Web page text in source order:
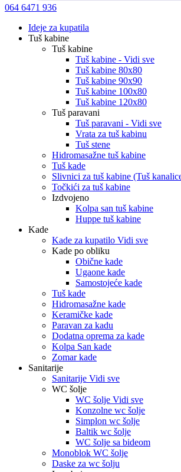
064 6471 936
Ideje za kupatila
Tuš kabine
Tuš kabine
Tuš kabine - Vidi sve
Tuš kabine 80x80
Tuš kabine 90x90
Tuš kabine 100x80
Tuš kabine 120x80
Tuš paravani
Tuš paravani - Vidi sve
Vrata za tuš kabinu
Tuš stene
Hidromasažne tuš kabine
Tuš kade
Slivnici za tuš kabine (Tuš
Točkići za tuš kabine
Izdvojeno
Kolpa san tuš kabine
Huppe tuš kabine
Kade
Kade za kupatilo Vidi sve
Kade po obliku
Obične kade
Ugaone kade
Samostojeće kade
Tuš kade
Hidromasažne kade
Keramičke kade
Paravan za kadu
Dodatna oprema za kade
Kolpa San kade
Zomar kade
Sanitarije
Sanitarije Vidi sve
WC šolje
WC šolje Vidi sve
Konzolne wc šolje
Simplon wc šolje
Baltik wc šolje
WC šolje sa bideom
Monoblok WC šolje
Daske za wc šolju